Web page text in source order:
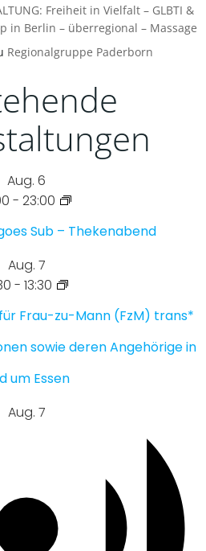
Freiheit in Vielfalt – GLBTI &
in Berlin – überregional – Massage
Regionalgruppe Paderborn
Aug. 6
- 23:00
Sub – Thekenabend
Aug. 7
- 13:30
Frau-zu-Mann (FzM) trans*
sowie deren Angehörige in
um Essen
Aug. 7